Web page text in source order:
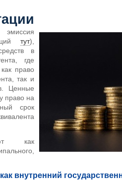
тут),
в
где
право
так и
Ценные
право на
срок
как
внутренний